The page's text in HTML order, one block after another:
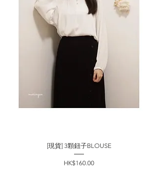
[現貨] 3顆鈕子BLOUSE
價格
HK$160.00